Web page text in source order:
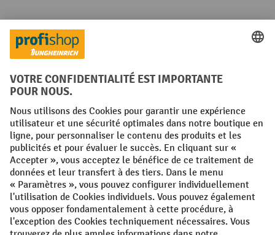
Langues
FR NL
Conditions générales Mentions légales
Protection des Données Politique de cookies
All prices excl. VAT plusshipping costsand possible delivery charges,
if not stated otherwise.
¹ La remise est valable jusqu'à épuisement des stocks. La remise ne
s'applique pas aux prix spéciaux. Il n'est pas possible de le combiner
avec d'autres réductions en pourcentage ou bons de réduction. | ² La
réduction sera accordée une seule fois lors de la première inscription